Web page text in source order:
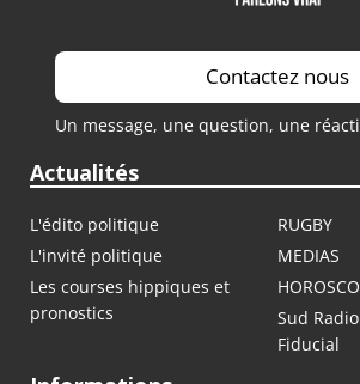
Contactez nous
Un message, une question, une
Actualités
L'édito politique
RUGBY
L'invité politique
MEDIAS
Les courses hippiques et
pronostics
Sud
Fiducial